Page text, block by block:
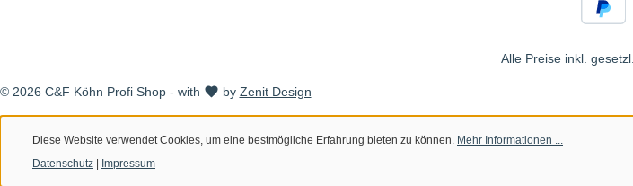
Alle Preise inkl.
© 2026 C&F Köhn Profi Shop - with by Zenit Design
Diese Website verwendet Cookies, um eine bestmögliche Erfahrung bieten zu können. Mehr Informationen ...
Datenschutz
Impressum